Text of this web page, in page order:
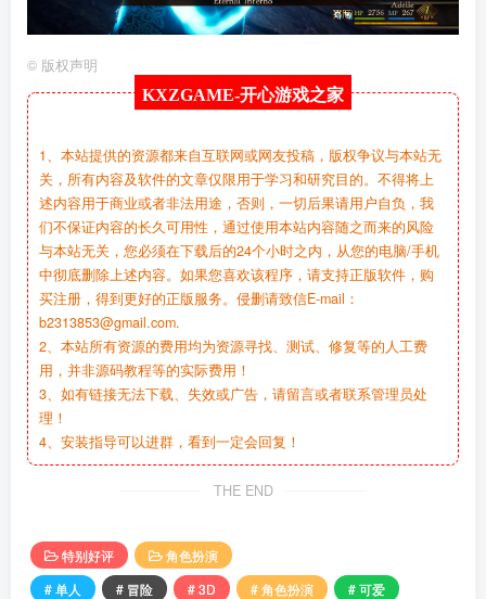
© 版权声明
KXZGAME-开心游戏之家
1、本站提供的资源都来自互联网或网友投稿，版权争议与本站无
关，所有内容及软件的文章仅限用于学习和研究目的。不得将上
述内容用于商业或者非法用途，否则，一切后果请用户自负，我
们不保证内容的长久可用性，通过使用本站内容随之而来的风险
与本站无关，您必须在下载后的24个小时之内，从您的电脑/手机
中彻底删除上述内容。如果您喜欢该程序，请支持正版软件，购
买注册，得到更好的正版服务。侵删请致信E-mail：
b2313853@gmail.com.
2、本站所有资源的费用均为资源寻找、测试、修复等的人工费
用，并非源码教程等的实际费用！
3、如有链接无法下载、失效或广告，请留言或者联系管理员处
理！
4、安装指导可以进群，看到一定会回复！
THE END
特别好评
角色扮演
# 单人
# 冒险 # 3D # 角色扮演
# 可爱